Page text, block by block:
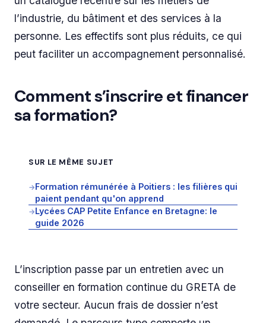
l’industrie, du bâtiment et des services à la
personne. Les effectifs sont plus réduits, ce qui
peut faciliter un accompagnement personnalisé.
Comment s’inscrire et financer
sa formation?
SUR LE MÊME SUJET
→Formation rémunérée à Poitiers : les filières qui
paient pendant qu'on apprend
→Lycées CAP Petite Enfance en Bretagne: le
guide 2026
L’inscription passe par un entretien avec un
conseiller en formation continue du GRETA de
votre secteur. Aucun frais de dossier n’est